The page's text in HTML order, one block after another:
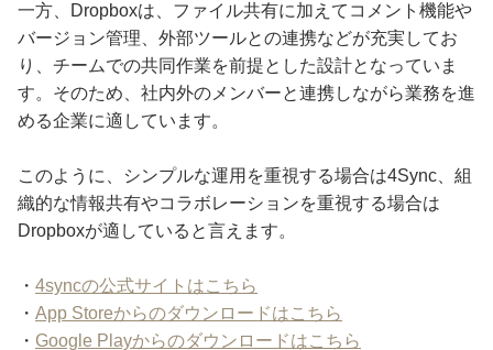
一方、Dropboxは、ファイル共有に加えてコメント機能や
バージョン管理、外部ツールとの連携などが充実してお
り、チームでの共同作業を前提とした設計となっていま
す。そのため、社内外のメンバーと連携しながら業務を進
める企業に適しています。
このように、シンプルな運用を重視する場合は4Sync、組
織的な情報共有やコラボレーションを重視する場合は
Dropboxが適していると言えます。
・ 4syncの公式サイトはこちら
・ App Storeからのダウンロードはこちら
・ Google Playからのダウンロードはこちら